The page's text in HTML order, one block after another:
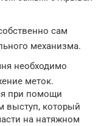
сам
механизма.
необходимо
меток.
при помощи
выступ, который
на натяжном